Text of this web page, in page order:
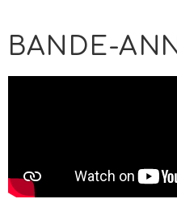
BANDE-